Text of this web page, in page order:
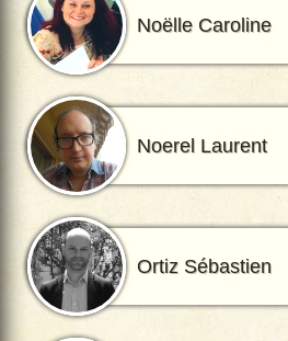
Noëlle Caroline
Noerel Laurent
Ortiz Sébastien